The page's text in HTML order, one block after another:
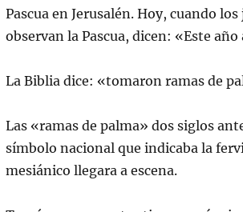
Pascua en Jerusalén. Hoy, cuando
observan la Pascua, dicen: «Este
La Biblia dice: «tomaron ramas de
Las «ramas de palma» dos siglos
símbolo nacional que indicaba la
mesiánico llegara a escena.